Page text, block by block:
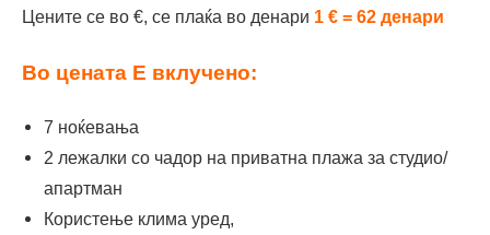
27.06.2026
€
€
27.06-
389 €
439
04.07-
11.07.2026
399 €
449
539 €
569
559 €
Цените се во €, се плаќа во денари 1 € = 62 денари
Во цената Е вклучено:
7 ноќевања
2 лежалки со чадор на приватна плажа за студио/
апартман
Користење клима уред,